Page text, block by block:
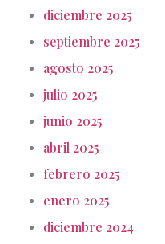
diciembre 2025
septiembre 2025
agosto 2025
julio 2025
junio 2025
abril 2025
febrero 2025
enero 2025
diciembre 2024